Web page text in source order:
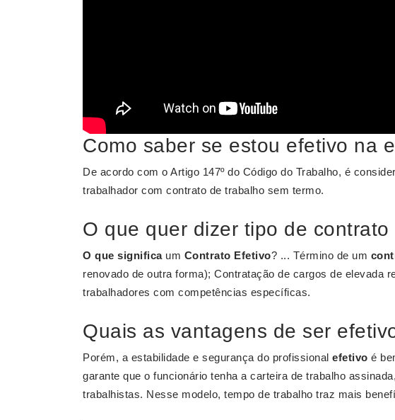
Como saber se estou efetivo na
De acordo com o Artigo 147º do Código do Trabalho, é
trabalhador com contrato de trabalho sem termo.
O que quer dizer tipo de contrato
O que significaum Contrato Efetivo? ... Término de um
renovado de outra forma); Contratação de cargos de elevada
trabalhadores com competências específicas.
Quais as vantagens de ser
Porém, a estabilidade e segurança do profissional efetivo é
garante que o funcionário tenha a carteira de trabalho
trabalhistas. Nesse modelo, tempo de trabalho traz mais